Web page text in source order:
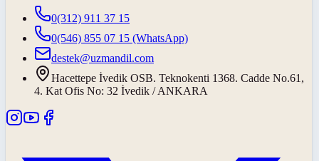
0(312) 911 37 15
0(546) 855 07 15 (WhatsApp)
destek@uzmandil.com
Hacettepe İvedik OSB. Teknokenti 1368. Cadde No.61,
4. Kat Ofis No: 32 İvedik / ANKARA